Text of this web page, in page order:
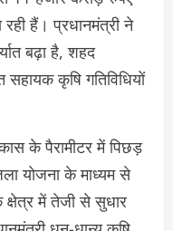
हैं। प्रधानमंत्री ने
बढ़ा है, शहद
कृषि गतिविधियों
के पैरामीटर में पिछड़
योजना के माध्यम से
में तेजी से सुधार